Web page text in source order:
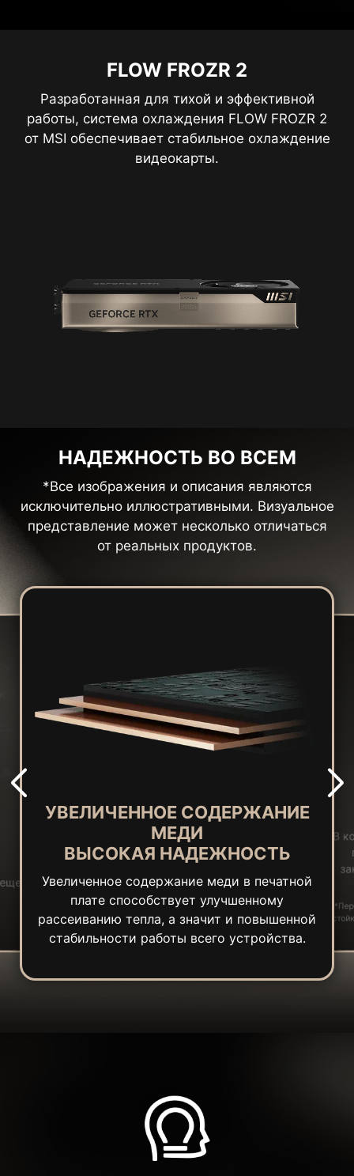
FLOW FROZR 2
Разработанная для тихой и эффективной
работы, система охлаждения FLOW FROZR 2
от MSI обеспечивает стабильное охлаждение
видеокарты.
НАДЕЖНОСТЬ ВО ВСЕМ
*Все изображения и описания являются
исключительно иллюстративными. Визуальное
представление может несколько отличаться
от реальных продуктов.
УВЕЛИЧЕННОЕ СОДЕРЖАНИЕ
МЕДИ
ВЫСОКАЯ НАДЕЖНОСТЬ
Увеличенное содержание меди в печатной
плате способствует улучшенному
рассеиванию тепла, а значит и повышенной
стабильности работы всего устройства.
В